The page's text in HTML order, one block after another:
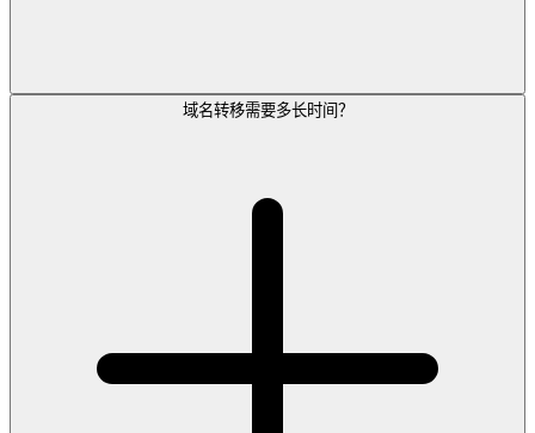
域名转移需要多长时间？